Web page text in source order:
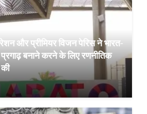
और प्रीमियर विजन पेरिस ने भारत-
बनाने करने के लिए रणनीतिक